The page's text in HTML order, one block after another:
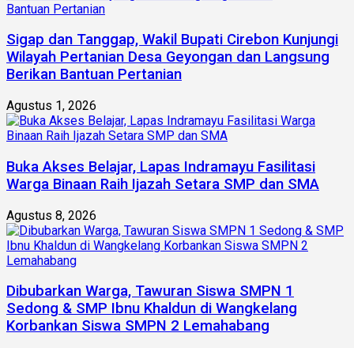
Sigap dan Tanggap, Wakil Bupati Cirebon Kunjungi
Wilayah Pertanian Desa Geyongan dan Langsung
Berikan Bantuan Pertanian
Agustus 1, 2026
Buka Akses Belajar, Lapas Indramayu Fasilitasi
Warga Binaan Raih Ijazah Setara SMP dan SMA
Agustus 8, 2026
Dibubarkan Warga, Tawuran Siswa SMPN 1
Sedong & SMP Ibnu Khaldun di Wangkelang
Korbankan Siswa SMPN 2 Lemahabang